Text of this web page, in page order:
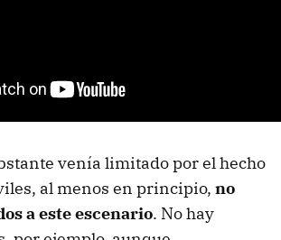
venía limitado por el hecho
al menos en principio, no
a este escenario. No hay